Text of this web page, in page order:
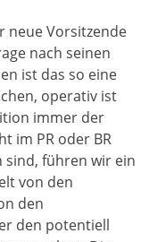
neue Vorsitzende
nach seinen
ist das so eine
operativ ist
immer der
im PR oder BR
sind, führen wir ein
von den
den
den potentiell